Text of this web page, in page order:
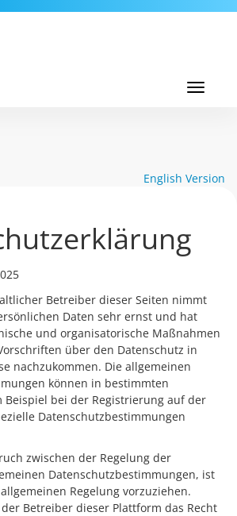
Toggle
English Version
Betreiber dieser Seiten nimmt
Daten sehr ernst und hat
und organisatorische Maßnahmen
über den Datenschutz in
nachzukommen. Die allgemeinen
können in bestimmten
Beispiel bei der Registrierung auf der
Datenschutzbestimmungen
zwischen der Regelung der
Datenschutzbestimmungen, ist
Regelung vorzuziehen.
Betreiber dieser Plattform das Recht